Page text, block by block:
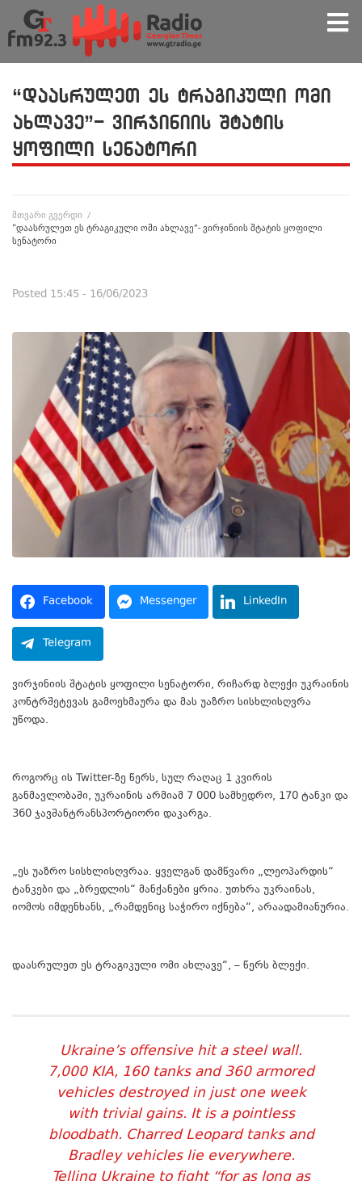
“დაასრულეთ ეს ტრაგიკული ომი
ახლავე”- ვირჯინიის შტატის
ყოფილი სენატორი
მთვარი გვერდი /
“დაასრულეთ ეს ტრაგიკული ომი ახლავე”- ვირჯინიის შტატის ყოფილი
სენატორი
Posted 15:45 - 16/06/2023
Facebook Messenger LinkedIn
Telegram
ვირჯინიის შტატის ყოფილი სენატორი, რიჩარდ ბლექი უკრაინის
კონტრშეტევას გამოეხმაურა და მას უაზრო სისხლისღვრა
უწოდა.
როგორც ის Twitter-ზე წერს, სულ რაღაც 1 კვირის
განმავლობაში, უკრაინის არმიამ 7 000 სამხედრო, 170 ტანკი და
360 ჯავშანტრანსპორტიორი დაკარგა.
„ეს უაზრო სისხლისღვრაა. ყველგან დამწვარი „ლეოპარდის“
ტანკები და „ბრედლის“ მანქანები ყრია. უთხრა უკრაინას,
იომოს იმდენხანს, „რამდენიც საჭირო იქნება“, არაადამიანურია.
დაასრულეთ ეს ტრაგიკული ომი ახლავე“, – წერს ბლექი.
Ukraine’s offensive hit a steel wall.
7,000 KIA, 160 tanks and 360 armored
vehicles destroyed in just one week
with trivial gains. It is a pointless
bloodbath. Charred Leopard tanks and
Bradley vehicles lie everywhere.